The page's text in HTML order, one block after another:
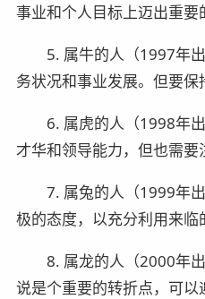
事业和个人目标上迈出重要
5. 属牛的人（1997年
务状况和事业发展。但要保
6. 属虎的人（1998年
才华和领导能力，但也需要
7. 属兔的人（1999年
极的态度，以充分利用来临
8. 属龙的人（2000年
说是个重要的转折点，可以